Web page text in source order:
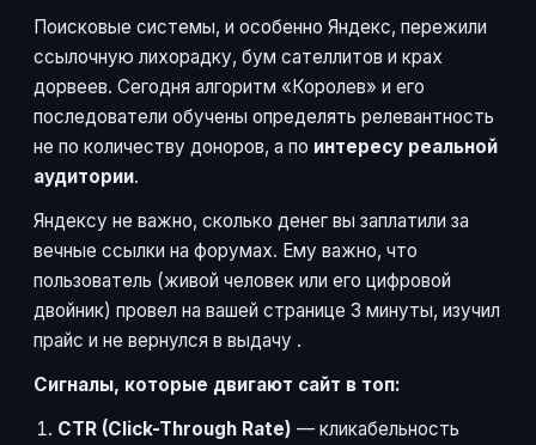
Поисковые системы, и особенно Яндекс, пережили
ссылочную лихорадку, бум сателлитов и крах
дорвеев. Сегодня алгоритм «Королев» и его
последователи обучены определять релевантность
не по количеству доноров, а по интересу реальной
аудитории.
Яндексу не важно, сколько денег вы заплатили за
вечные ссылки на форумах. Ему важно, что
пользователь (живой человек или его цифровой
двойник) провел на вашей странице 3 минуты, изучил
прайс и не вернулся в выдачу .
Сигналы, которые двигают сайт в топ:
CTR (Click-Through Rate) — кликабельность